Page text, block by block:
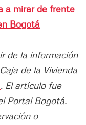
a mirar de frente
Bogotá
de la información
de la Vivienda
. El artículo fue
Portal Bogotá.
o